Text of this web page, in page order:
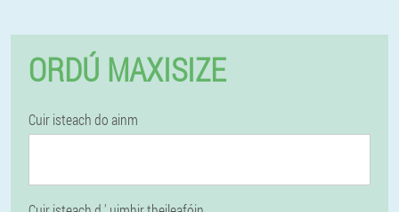
ORDÚ MAXISIZE
Cuir isteach do ainm